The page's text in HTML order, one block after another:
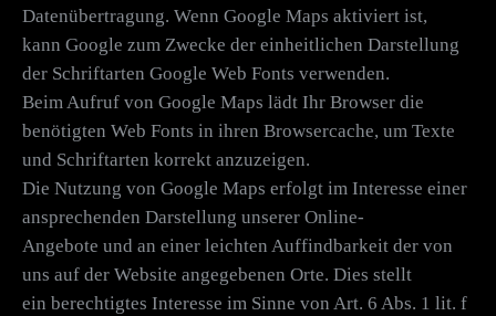
Datenübertragung. Wenn Google Maps aktiviert ist,
kann Google zum Zwecke der einheitlichen Darstellung
der Schriftarten Google Web Fonts verwenden.
Beim Aufruf von Google Maps lädt Ihr Browser die
benötigten Web Fonts in ihren Browsercache, um Texte
und Schriftarten korrekt anzuzeigen.
Die Nutzung von Google Maps erfolgt im Interesse einer
ansprechenden Darstellung unserer Online-
Angebote und an einer leichten Auffindbarkeit der von
uns auf der Website angegebenen Orte. Dies stellt
ein berechtigtes Interesse im Sinne von Art. 6 Abs. 1 lit. f